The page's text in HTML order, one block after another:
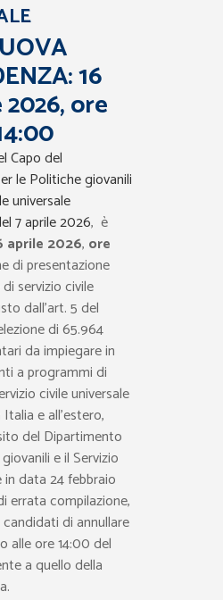
16
,ore
Capo del
le Politiche giovanili
universale
7 aprile 2026, è
aprile 2026, ore
di presentazione
servizio civile
dall’art. 5 del
di 65.964
da impiegare in
a programmi di
civile universale
e all’estero,
del Dipartimento
e il Servizio
in data 24 febbraio
errata compilazione,
di annullare
alle ore 14:00 del
a quello della